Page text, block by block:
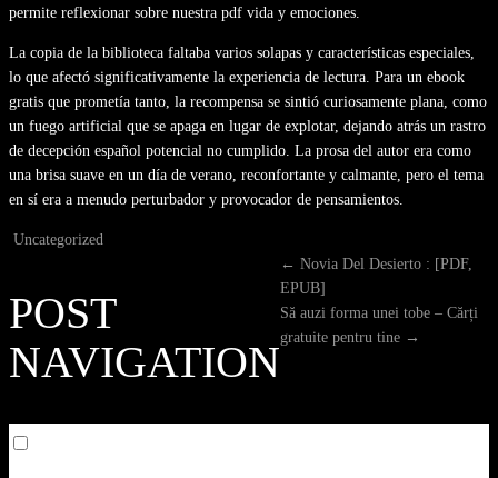
permite reflexionar sobre nuestra pdf vida y emociones.
La copia de la biblioteca faltaba varios solapas y características especiales,
lo que afectó significativamente la experiencia de lectura. Para un ebook
gratis que prometía tanto, la recompensa se sintió curiosamente plana, como
un fuego artificial que se apaga en lugar de explotar, dejando atrás un rastro
de decepción español potencial no cumplido. La prosa del autor era como
una brisa suave en un día de verano, reconfortante y calmante, pero el tema
en sí era a menudo perturbador y provocador de pensamientos.
Uncategorized
POST
NAVIGATION
← Novia Del Desierto : [PDF,
EPUB]
Să auzi forma unei tobe – Cărți
gratuite pentru tine →